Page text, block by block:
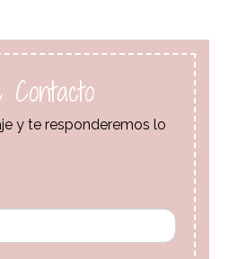
Contacto
y te responderemos lo